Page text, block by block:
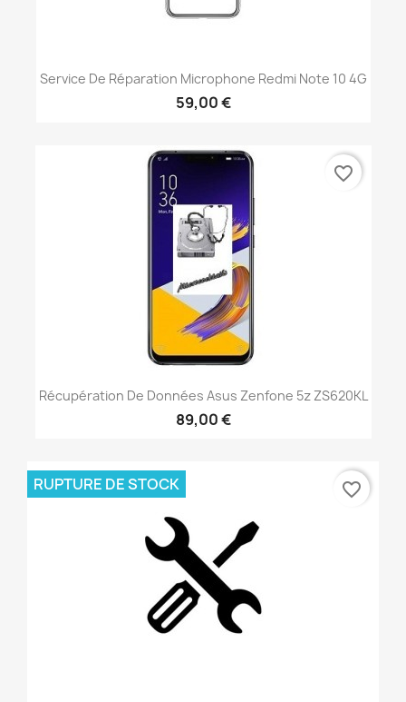
Service De Réparation Microphone Redmi Note 10 4G
59,00 €
Récupération De Données Asus Zenfone 5z ZS620KL
89,00 €
favorite_border
RUPTURE DE STOCK favorite_border